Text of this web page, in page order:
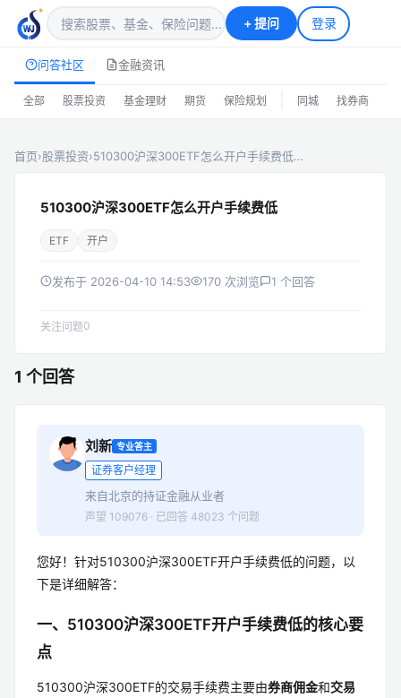
+提问 登录
问答社区 金融资讯
全部 股票投资 基金理财 期货 保险规划 同城 找券商
首页›股票投资›510300沪深300ETF怎么开户手续费低…
510300沪深300ETF怎么开户手续费低
ETF 开户
发布于 2026-04-10 14:53 170 次浏览 1 个回答
关注问题0
1 个回答
刘新 专业答主
证券客户经理
来自北京的持证金融从业者
声望 109076 · 已回答 48023 个问题
您好！针对510300沪深300ETF开户手续费低的问题，以
下是详细解答：
一、510300沪深300ETF开户手续费低的核心要
点
510300沪深300ETF的交易手续费主要由券商佣金和交易